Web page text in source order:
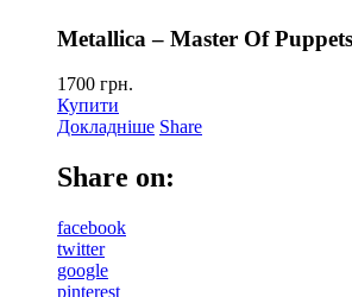
Metallica – Master Of
1700 грн.
Купити
Докладніше Share
Share on:
facebook
twitter
google
pinterest